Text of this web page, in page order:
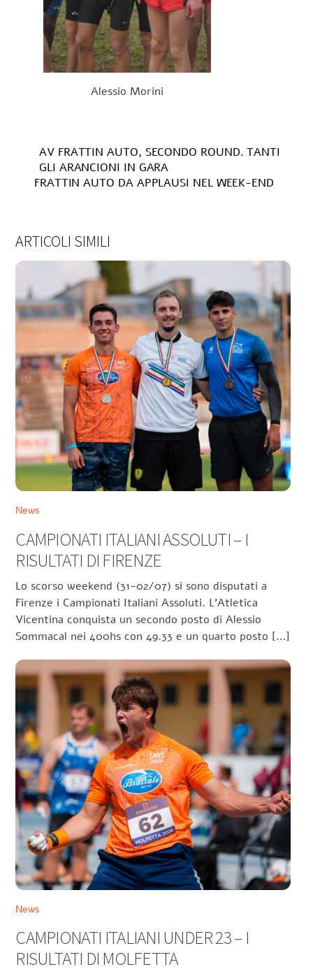
Alessio Morini
AV FRATTIN AUTO, SECONDO ROUND. TANTI
GLI ARANCIONI IN GARA
FRATTIN AUTO DA APPLAUSI NEL WEEK-END
ARTICOLI SIMILI
News
CAMPIONATI ITALIANI ASSOLUTI – I
RISULTATI DI FIRENZE
Lo scorso weekend (31-02/07) si sono disputati a
Firenze i Campionati Italiani Assoluti. L’Atletica
Vicentina conquista un secondo posto di Alessio
Sommacal nei 400hs con 49.33 e un quarto posto […]
News
CAMPIONATI ITALIANI UNDER 23 – I
RISULTATI DI MOLFETTA